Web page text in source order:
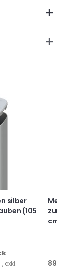
silber
(105
, exkl.
zum
cm)
89.90